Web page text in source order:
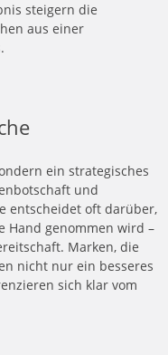
steigern die
aus einer
ein strategisches
und
entscheidet oft darüber,
Hand genommen wird –
Marken, die
nicht nur ein besseres
sich klar vom